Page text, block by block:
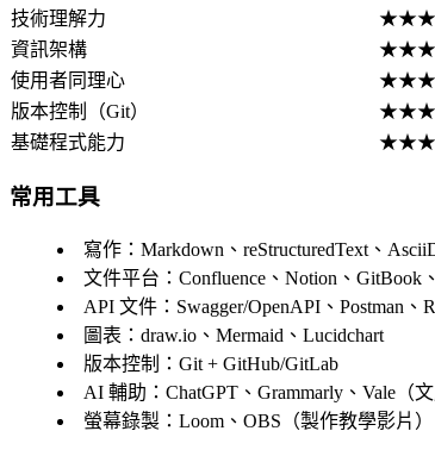
技術理解力
資訊架構
使用者同理心
版本控制（Git）
★★★
基礎程式能力
★★★
常用工具
寫作 ：Markdown、reStructuredText、
文件平台 ：Confluence、Notion、GitBook
API 文件 ：Swagger/OpenAPI、Postman、
圖表 ：draw.io、Mermaid、Lucidchart
版本控制 ：Git + GitHub/GitLab
AI 輔助 ：ChatGPT、Grammarly、Vale（
螢幕錄製 ：Loom、OBS（製作教學影片）